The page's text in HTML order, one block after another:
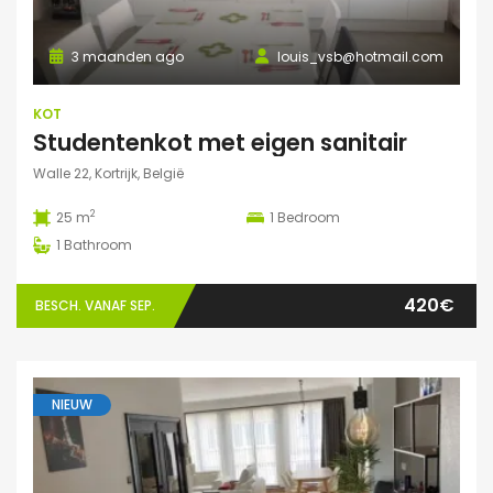
louis_vsb@hotmail.com
3 maanden ago
KOT
Studentenkot met eigen sanitair
Walle 22, Kortrijk, België
25 m2 1 Bedroom
1 Bathroom
BESCH. VANAF SEP. 420€
NIEUW